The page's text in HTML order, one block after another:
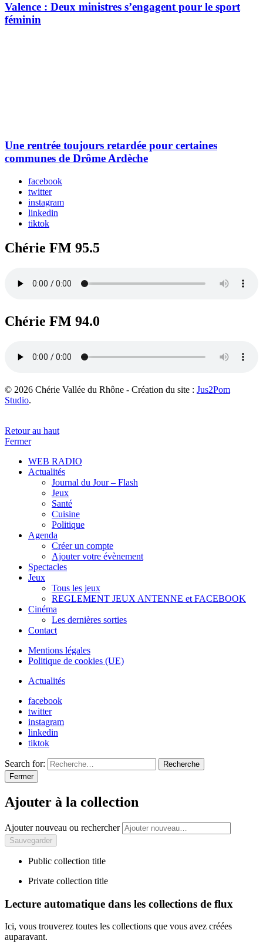
Valence : Deux ministres s’engagent pour le sport
féminin
Une rentrée toujours retardée pour certaines
communes de Drôme Ardèche
facebook
twitter
instagram
linkedin
tiktok
Chérie FM 95.5
Chérie FM 94.0
© 2026 Chérie Vallée du Rhône - Création du site : Jus2Pom
Studio.
Retour au haut
Fermer
WEB RADIO
Actualités
Journal du Jour – Flash
Jeux
Santé
Cuisine
Politique
Agenda
Créer un compte
Ajouter votre évènement
Spectacles
Jeux
Tous les jeux
REGLEMENT JEUX ANTENNE et FACEBOOK
Cinéma
Les dernières sorties
Contact
Mentions légales
Politique de cookies (UE)
Actualités
facebook
twitter
instagram
linkedin
tiktok
Search for:
Recherche
Fermer
Ajouter à la collection
Ajouter nouveau ou rechercher
Public collection title
Private collection title
Lecture automatique dans les collections de flux
Ici, vous trouverez toutes les collections que vous avez créées
auparavant.